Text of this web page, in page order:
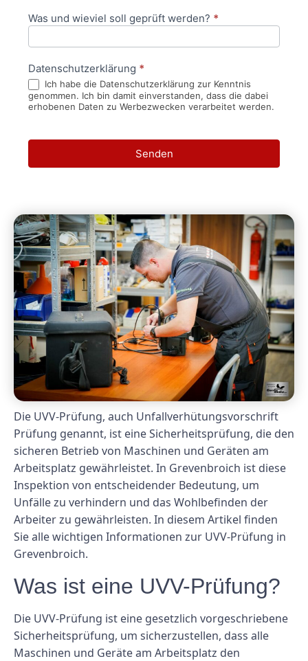
Was und wieviel soll geprüft werden? *
Datenschutzerklärung *
Ich habe die Datenschutzerklärung zur Kenntnis
genommen. Ich bin damit einverstanden, dass die dabei
erhobenen Daten zu Werbezwecken verarbeitet werden.
Senden
Die UVV-Prüfung, auch Unfallverhütungsvorschrift
Prüfung genannt, ist eine Sicherheitsprüfung, die den
sicheren Betrieb von Maschinen und Geräten am
Arbeitsplatz gewährleistet. In Grevenbroich ist diese
Inspektion von entscheidender Bedeutung, um
Unfälle zu verhindern und das Wohlbefinden der
Arbeiter zu gewährleisten. In diesem Artikel finden
Sie alle wichtigen Informationen zur UVV-Prüfung in
Grevenbroich.
Was ist eine UVV-Prüfung?
Die UVV-Prüfung ist eine gesetzlich vorgeschriebene
Sicherheitsprüfung, um sicherzustellen, dass alle
Maschinen und Geräte am Arbeitsplatz den